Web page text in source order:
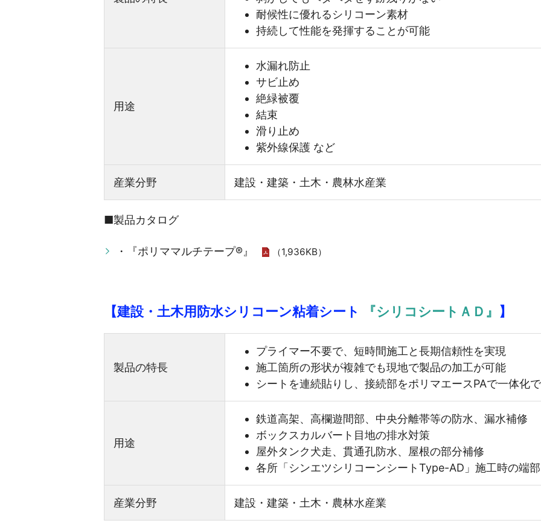
耐候性に優れるシリコーン素材
持続して性能を発揮することが可能
用途
水漏れ防止
サビ止め
絶緑被覆
結束
滑り止め
紫外線保護 など
産業分野 建設・建築・土木・農林水産業
■製品カタログ
・『ポリママルチテープ®』 （1,936KB）
【建設・土木用防水シリコーン粘着シート 『シリコシートＡＤ』 】
製品の特長
プライマー不要で、短時間施工と長期信頼性を実現
施工箇所の形状が複雑でも現地で製品の加工が可能
シートを連続貼りし、接続部をポリマエースPAで一体化
用途
鉄道高架、高欄遊間部、中央分離帯等の防水、漏水補修
ボックスカルバート目地の排水対策
屋外タンク犬走、貫通孔防水、屋根の部分補修
各所「シンエツシリコーンシートType-AD」施工時の端
産業分野 建設・建築・土木・農林水産業